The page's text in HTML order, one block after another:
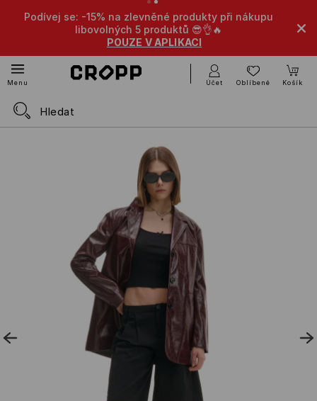
-10% na
se: -15% na zlevněné produkty při nákupu
libovolných 5 produktů 😎👌🔥
POUZE V APLIKACI
Menu Účet Oblíbené Košík